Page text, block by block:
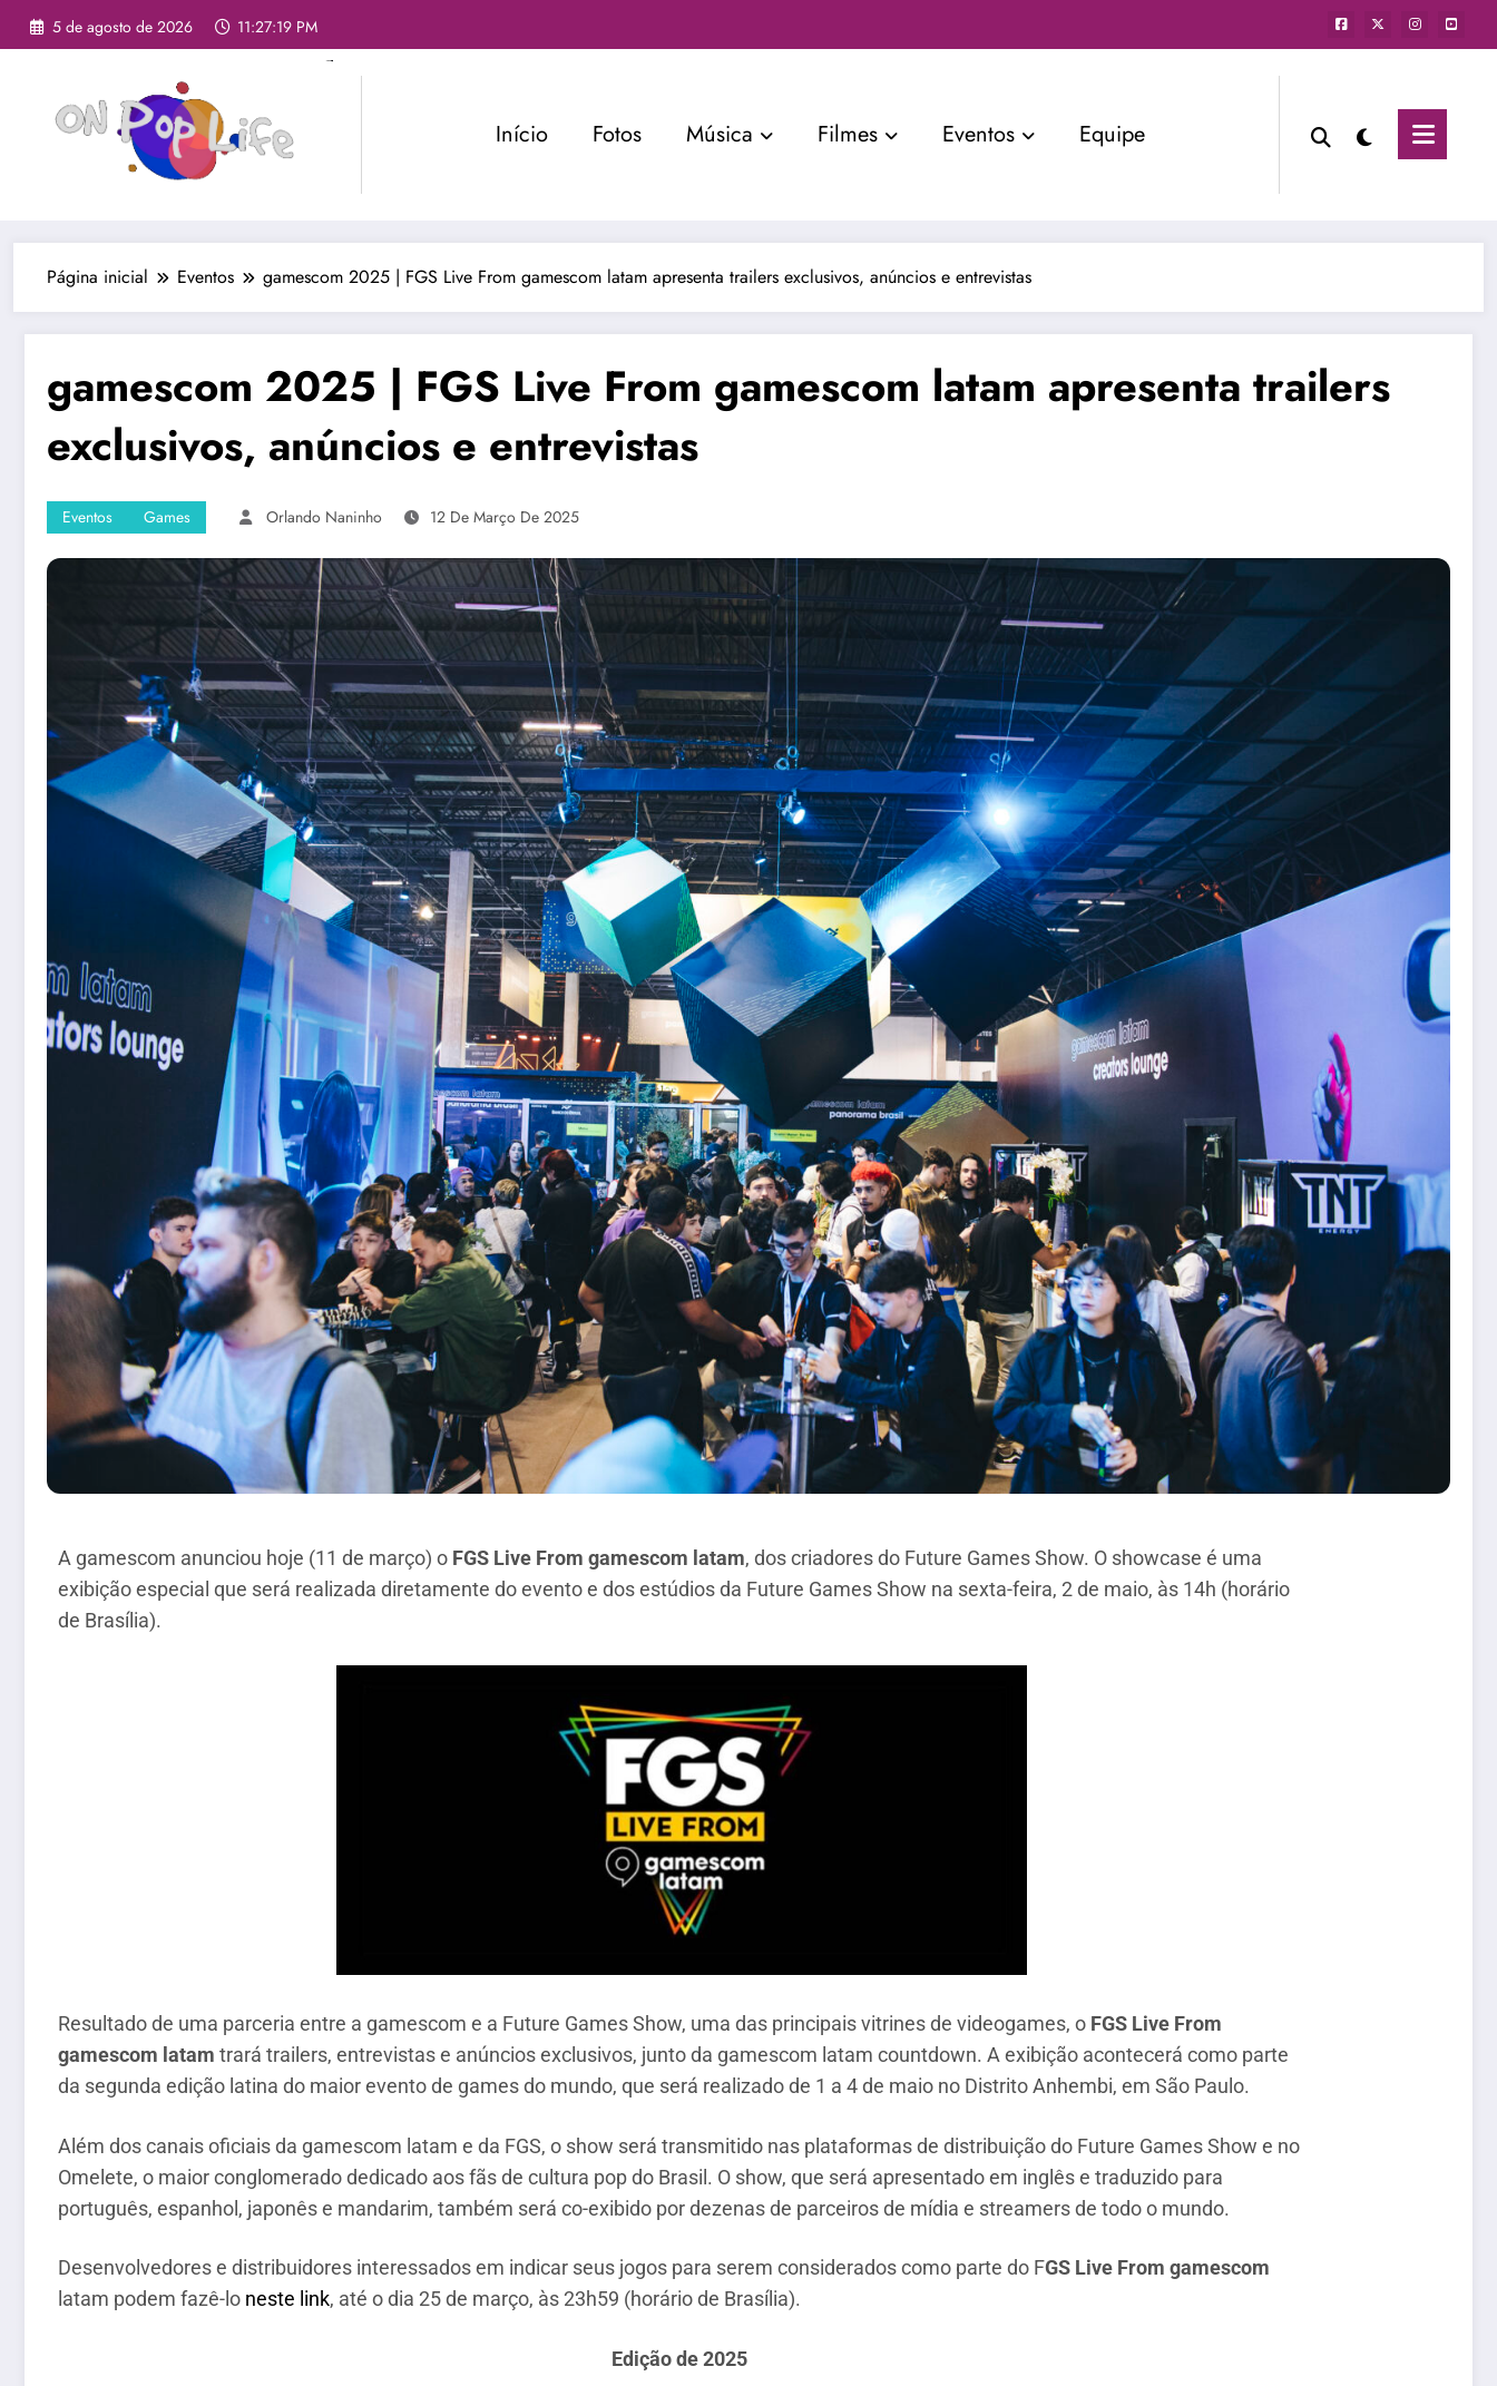
5 de agosto de 2026 11:27:20 PM
Início Fotos Música Filmes Eventos Equipe
Página inicial Eventos gamescom 2025 | FGS Live From gamescom latam apresenta trailers exclusivos, anúncios e entrevistas
gamescom 2025 | FGS Live From gamescom latam apresenta trailers
exclusivos, anúncios e entrevistas
Eventos Games Orlando Naninho 12 De Março De 2025
A gamescom anunciou hoje (11 de março) o FGS Live From gamescom latam, dos criadores do Future Games Show. O showcase é uma
exibição especial que será realizada diretamente do evento e dos estúdios da Future Games Show na sexta-feira, 2 de maio, às 14h (horário
de Brasília).
Resultado de uma parceria entre a gamescom e a Future Games Show, uma das principais vitrines de videogames, o FGS Live From
gamescom latam trará trailers, entrevistas e anúncios exclusivos, junto da gamescom latam countdown. A exibição acontecerá como parte
da segunda edição latina do maior evento de games do mundo, que será realizado de 1 a 4 de maio no Distrito Anhembi, em São Paulo.
Além dos canais oficiais da gamescom latam e da FGS, o show será transmitido nas plataformas de distribuição do Future Games Show e no
Omelete, o maior conglomerado dedicado aos fãs de cultura pop do Brasil. O show, que será apresentado em inglês e traduzido para
português, espanhol, japonês e mandarim, também será co-exibido por dezenas de parceiros de mídia e streamers de todo o mundo.
Desenvolvedores e distribuidores interessados ​​em indicar seus jogos para serem considerados como parte do FGS Live From gamescom
latam podem fazê-lo neste link, até o dia 25 de março, às 23h59 (horário de Brasília).
Edição de 2025